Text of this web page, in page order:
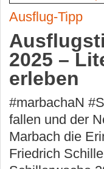
Ausflug-Tipp
2025 –
erleben
#marbachaN
fallen und der
Marbach die
Friedrich